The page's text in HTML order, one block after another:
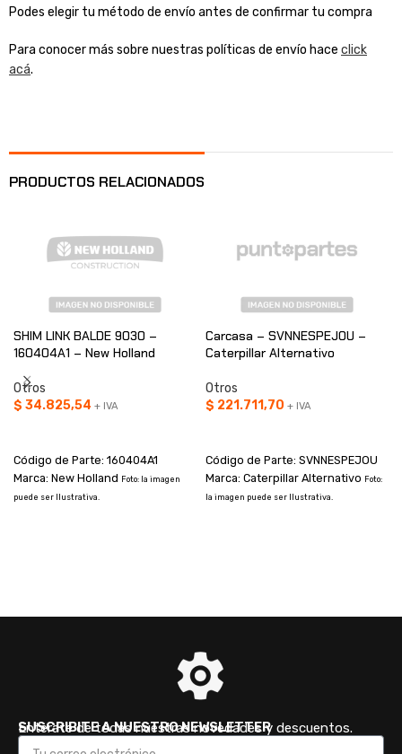
Podes elegir tu método de envío antes de confirmar tu compra
Para conocer más sobre nuestras políticas de envío hace click
acá.
PRODUCTOS RELACIONADOS
SHIM LINK BALDE 9030 –
160404A1 – New Holland
Otros
$ 34.825,54 + IVA
Código de Parte: 160404A1
Marca: New Holland Foto: la imagen
puede ser Ilustrativa.
Carcasa – SVNNESPEJOU –
Caterpillar Alternativo
Otros
$ 221.711,70 + IVA
Código de Parte: SVNNESPEJOU
Marca: Caterpillar Alternativo Foto:
la imagen puede ser Ilustrativa.
SUSCRIBITE A NUESTRO NEWSLETTER
Enterate de todas nuestras novedades y descuentos.